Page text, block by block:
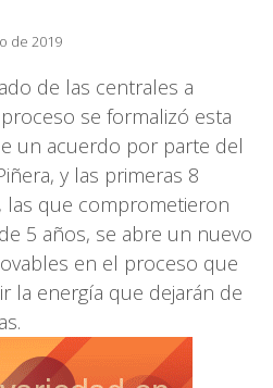
de 2019
de las centrales a
se formalizó esta
un acuerdo por parte del
y las primeras 8
las que comprometieron
5 años, se abre un nuevo
en el proceso que
la energía que dejarán de